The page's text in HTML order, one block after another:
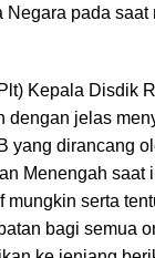
Negara pada saat
Kepala Disdik
dengan jelas
yang dirancang
Menengah saat
mungkin serta
bagi semua